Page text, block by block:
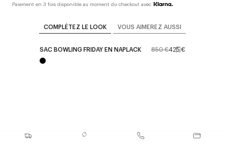
Paiement en 3 fois disponible au moment du checkout avec
COMPLÉTEZ LE LOOK VOUS AIMEREZ AUSSI
SAC BOWLING FRIDAY EN NAPLACK 850 €425 €